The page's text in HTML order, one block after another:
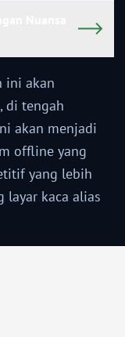
ini akan
di tengah
akan menjadi
offline yang
yang lebih
layar kaca alias